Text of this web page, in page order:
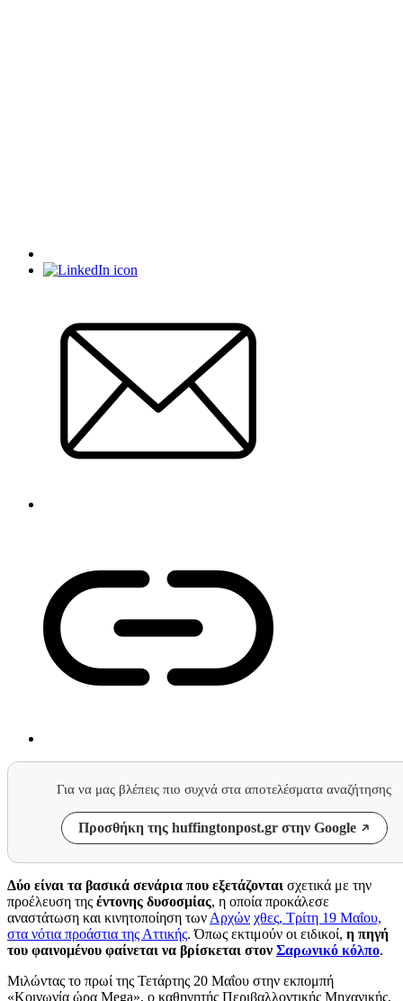
Για να μας βλέπεις πιο συχνά στα αποτελέσματα αναζήτησης
Προσθήκη της huffingtonpost.gr στην Google
Δύο είναι τα βασικά σενάρια που εξετάζονται σχετικά με την
προέλευση της έντονης δυσοσμίας, η οποία προκάλεσε
αναστάτωση και κινητοποίηση των Αρχών χθες, Τρίτη 19 Μαΐου,
στα νότια προάστια της Αττικής. Όπως εκτιμούν οι ειδικοί, η πηγή
του φαινομένου φαίνεται να βρίσκεται στον Σαρωνικό κόλπο.
Μιλώντας το πρωί της Τετάρτης 20 Μαΐου στην εκπομπή
«Κοινωνία ώρα Mega», ο καθηγητής Περιβαλλοντικής Μηχανικής,